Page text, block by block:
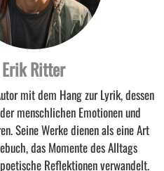
Erik Ritter
mit dem Hang zur Lyrik, dessen
menschlichen Emotionen und
Seine Werke dienen als eine Art
das Momente des Alltags
Reflektionen verwandelt.